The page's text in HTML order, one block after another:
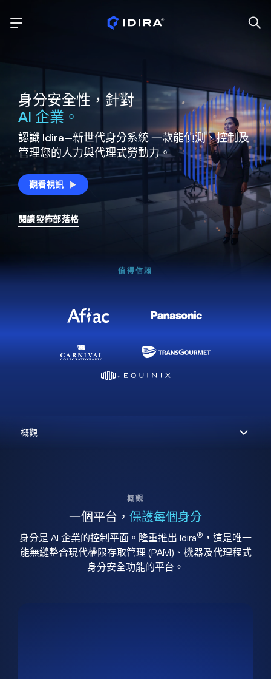
身分安全性，針對
AI 企業。
認識 Idira—新世代身分系統一款能偵測、控制及
管理您的人力與代理式勞動力。
觀看視訊
閱讀發佈部落格
值得信賴
概觀
一個平台， 保護每個身分
身分是 AI 企業的控制平面。隆重推出 Idira® ，這是唯一
能無縫整合現代權限存取管理 (PAM)、機器及代理程式
身分安全功能的平台。